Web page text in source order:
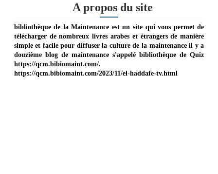
A propos du site
bibliothèque de la Maintenance est un site qui vous permet de
télécharger de nombreux livres arabes et étrangers de manière
simple et facile pour diffuser la culture de la maintenance il y a
douzième blog de maintenance s'appelé bibliothèque de Quiz
https://qcm.bibiomaint.com/.
https://qcm.bibiomaint.com/2023/11/el-haddafe-tv.html